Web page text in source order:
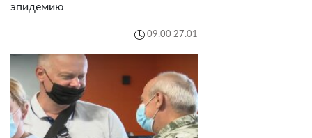
эпидемию
09:00 27.01